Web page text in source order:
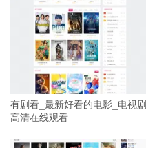
有剧看_最新好看的电影_电视剧
高清在线观看